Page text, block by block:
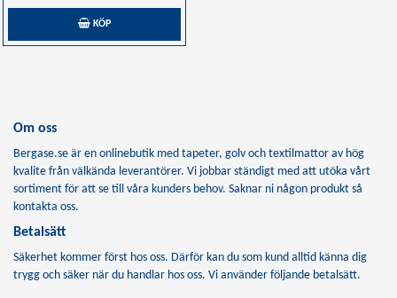
KÖP
Om oss
Bergase.se är en onlinebutik med tapeter, golv och textilmattor av hög
kvalite från välkända leverantörer. Vi jobbar ständigt med att utöka vårt
sortiment för att se till våra kunders behov. Saknar ni någon produkt så
kontakta oss.
Betalsätt
Säkerhet kommer först hos oss. Därför kan du som kund alltid känna dig
trygg och säker när du handlar hos oss. Vi använder följande betalsätt.